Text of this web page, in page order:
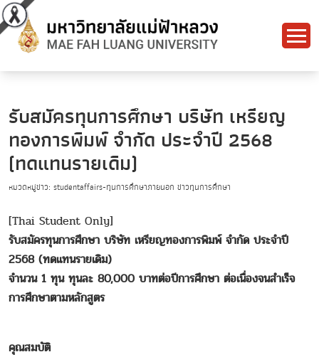
รับสมัครทุนการศึกษา บริษัท เหรียญ
ทองการพิมพ์ จำกัด ประจำปี 2568
(ทดแทนรายเดิม)
หมวดหมู่ข่าว: studentaffairs-ทุนการศึกษาภายนอก ข่าวทุนการศึกษา
[Thai Student Only]
รับสมัครทุนการศึกษา บริษัท เหรียญทองการพิมพ์ จำกัด ประจำปี
2568 (ทดแทนรายเดิม)
จำนวน 1 ทุน ทุนละ 80,000 บาทต่อปีการศึกษา ต่อเนื่องจนสำเร็จ
การศึกษาตามหลักสูตร
คุณสมบัติ